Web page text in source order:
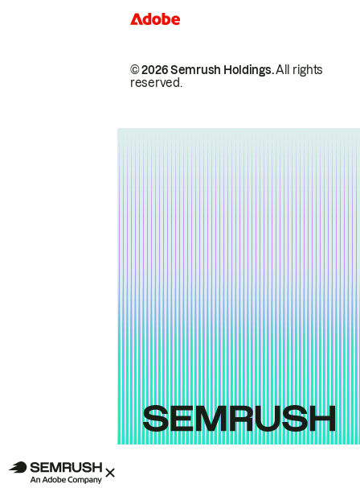
© 2026 Semrush Holdings.All rights
reserved.